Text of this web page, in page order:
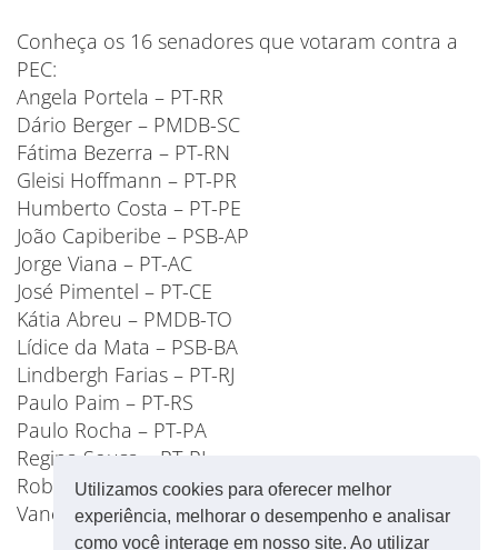
Utilizamos cookies para oferecer melhor
experiência, melhorar o desempenho e analisar
como você interage em nosso site. Ao utilizar
Conheça os 16 senadores que votaram contra a
PEC:
Angela Portela – PT-RR
Dário Berger – PMDB-SC
Fátima Bezerra – PT-RN
Gleisi Hoffmann – PT-PR
Humberto Costa – PT-PE
João Capiberibe – PSB-AP
Jorge Viana – PT-AC
José Pimentel – PT-CE
Kátia Abreu – PMDB-TO
Lídice da Mata – PSB-BA
Lindbergh Farias – PT-RJ
Paulo Paim – PT-RS
Paulo Rocha – PT-PA
Regina Sousa – PT-PI
Roberto Requião – PMDB-PR
Vanessa Grazziotin – PCdoB-AM